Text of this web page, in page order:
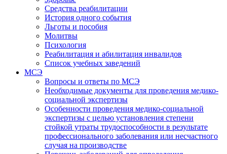
Средства реабилитации
История одного события
Льготы и пособия
Молитвы
Психология
Реабилитация и абилитация инвалидов
Список учебных заведений
МСЭ
Вопросы и ответы по МСЭ
Необходимые документы для проведения медико-
социальной экспертизы
Особенности проведения медико-социальной
экспертизы с целью установления степени
стойкой утраты трудоспособности в результате
профессионального заболевания или несчастного
случая на производстве